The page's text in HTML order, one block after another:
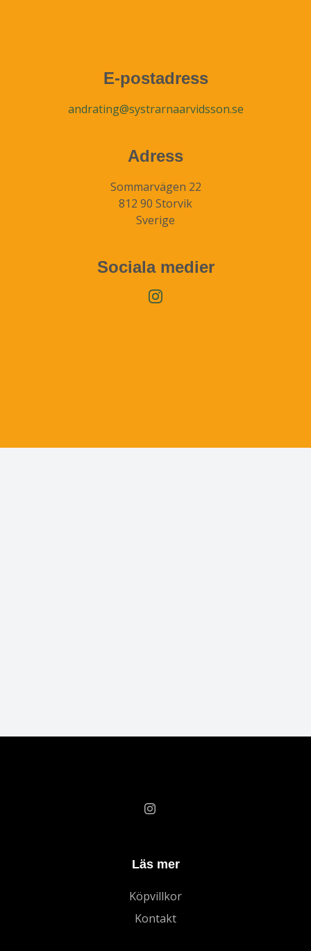
E-postadress
andrating@systrarnaarvidsson.se
Adress
Sommarvägen 22
812 90 Storvik
Sverige
Sociala medier
Läs mer
Köpvillkor
Kontakt